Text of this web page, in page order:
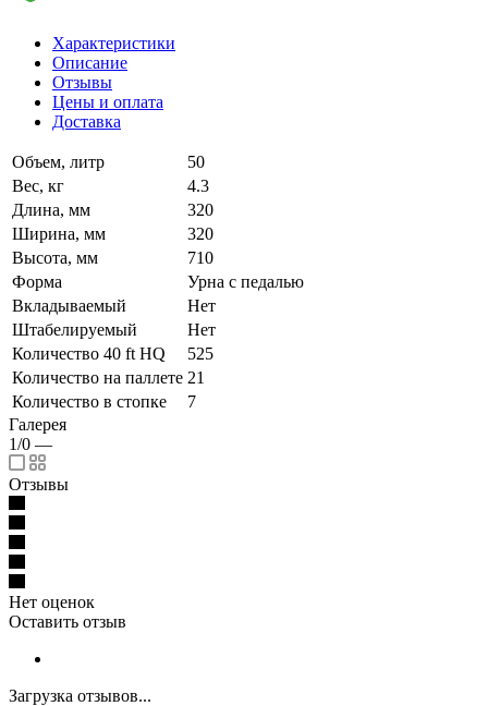
Характеристики
Описание
Отзывы
Цены и оплата
Доставка
Объем, литр
50
Вес, кг
4.3
Длина, мм
320
Ширина, мм
320
Высота, мм
710
Форма
Урна с педалью
Вкладываемый
Нет
Штабелируемый
Нет
Количество 40 ft HQ
525
Количество на паллете 21
Количество в стопке
7
Галерея
1/0 —
Отзывы
Нет оценок
Оставить отзыв
Загрузка отзывов...